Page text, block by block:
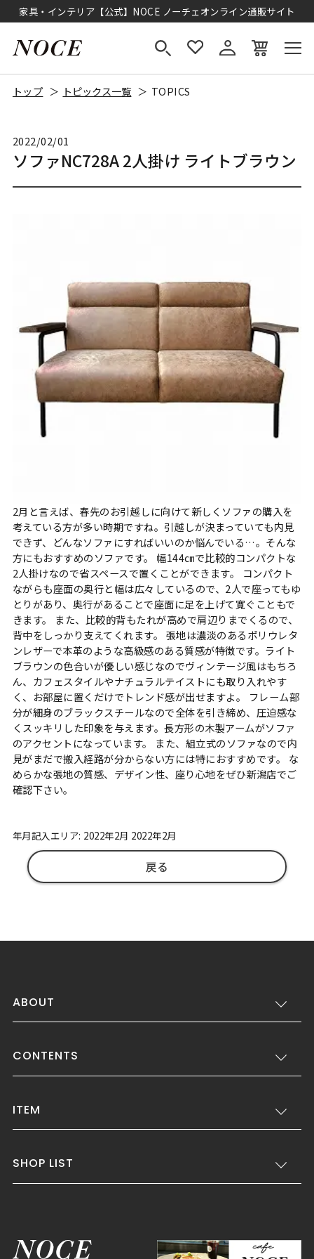
家具・インテリア【公式】NOCE ノーチェオンライン通販サイト
トップ トピックス一覧 TOPICS
2022/02/01
ソファNC728A 2人掛け ライトブラウン
2月と言えば、春先のお引越しに向けて新しくソファの購入を
考えている方が多い時期ですね。引越しが決まっていても内見
できず、どんなソファにすればいいのか悩んでいる…。そんな
方にもおすすめのソファです。 幅144㎝で比較的コンパクトな
2人掛けなので省スペースで置くことができます。 コンパクト
ながらも座面の奥行と幅は広々しているので、2人で座ってもゆ
とりがあり、奥行があることで座面に足を上げて寛ぐこともで
きます。 また、比較的背もたれが高めで肩辺りまでくるので、
背中をしっかり支えてくれます。 張地は濃淡のあるポリウレタ
ンレザーで本革のような高級感のある質感が特徴です。ライト
ブラウンの色合いが優しい感じなのでヴィンテージ風はもちろ
ん、カフェスタイルやナチュラルテイストにも取り入れやす
く、お部屋に置くだけでトレンド感が出せますよ。 フレーム部
分が細身のブラックスチールなので全体を引き締め、圧迫感な
くスッキリした印象を与えます。長方形の木製アームがソファ
のアクセントになっています。 また、組立式のソファなので内
見がまだで搬入経路が分からない方には特におすすめです。 な
めらかな張地の質感、デザイン性、座り心地をぜひ新潟店でご
確認下さい。
年月記入エリア: 2022年2月 2022年2月
戻る
ABOUT
CONTENTS
ITEM
SHOP LIST